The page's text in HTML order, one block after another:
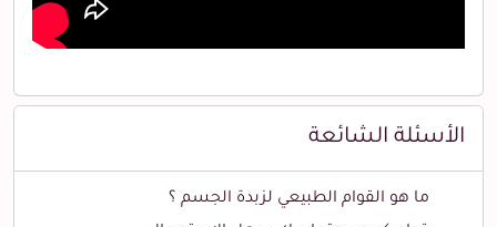
الأسئلة الشائعة
ما هو القوام الطبيعي لزبدة الجسم ؟